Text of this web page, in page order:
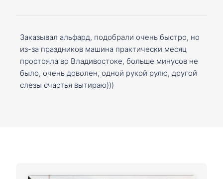
Заказывал альфард, подобрали очень быстро, но
из-за праздников машина практически месяц
простояла во Владивостоке, больше минусов не
было, очень доволен, одной рукой рулю, другой
слезы счастья вытираю)))